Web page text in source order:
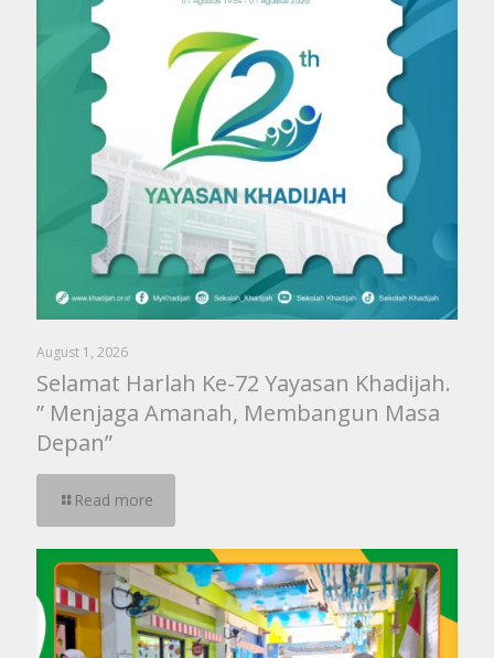
August 1, 2026
Selamat Harlah Ke-72 Yayasan Khadijah.
” Menjaga Amanah, Membangun Masa
Depan”
Read more